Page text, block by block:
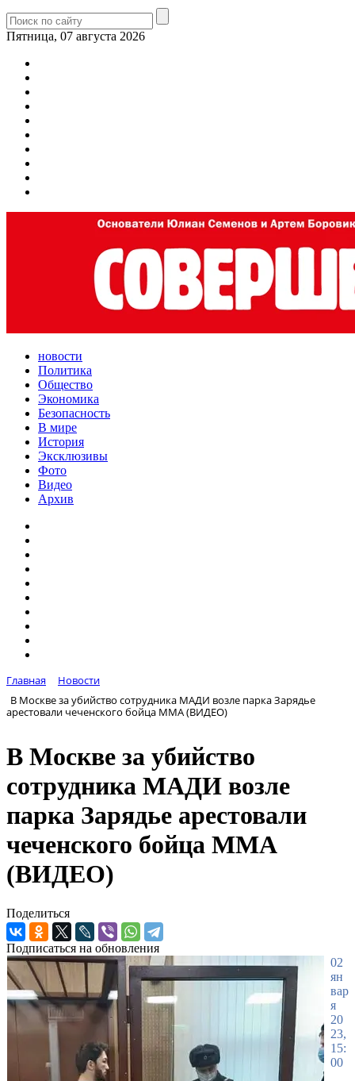
Пятница, 07 августа 2026
новости
Политика
Общество
Экономика
Безопасность
В мире
История
Эксклюзивы
Фото
Видео
Архив
Главная
Новости
В Москве за убийство сотрудника МАДИ возле парка Зарядье
арестовали чеченского бойца ММА (ВИДЕО)
В Москве за убийство
сотрудника МАДИ возле
парка Зарядье арестовали
чеченского бойца ММА
(ВИДЕО)
Поделиться
Подписаться на обновления
02
ян
вар
я
20
23,
15:
00